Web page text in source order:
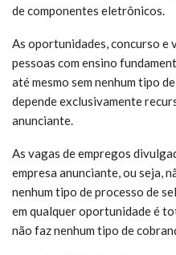
de componentes eletrônicos.
As oportunidades, concurso e
pessoas com ensino
até mesmo sem nenhum tipo
depende exclusivamente
anunciante.
As vagas de empregos
empresa anunciante, ou seja,
nenhum tipo de processo de
em qualquer oportunidade é
não faz nenhum tipo de